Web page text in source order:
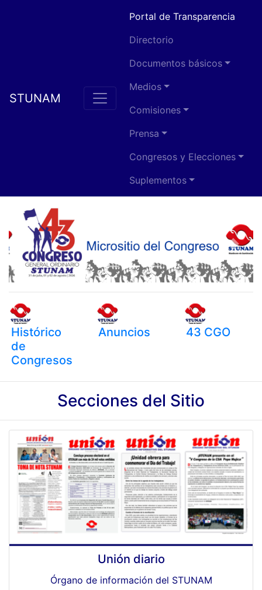
STUNAM
Portal de Transparencia
Directorio
Documentos básicos
Medios
Comisiones
Prensa
Congresos y Elecciones
Suplementos
Previous Next
Histórico
de
Congresos
Anuncios 43 CGO
Secciones del Sitio
Unión diario
Órgano de información del STUNAM